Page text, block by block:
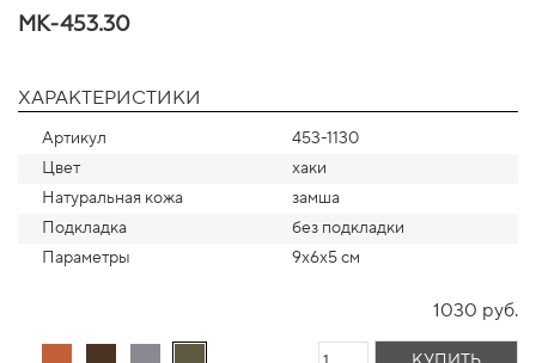
MK-453.30
ХАРАКТЕРИСТИКИ
Артикул
453-1130
Цвет
хаки
Натуральная кожа
замша
Подкладка
без подкладки
Параметры
9х6х5 см
1030 руб.